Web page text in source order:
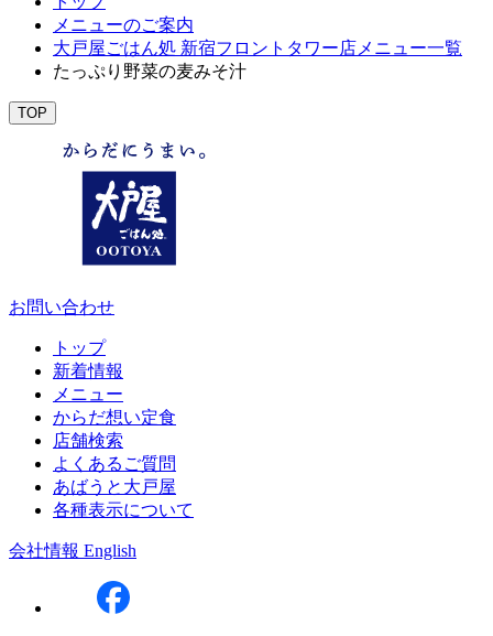
メニューのご案内
大戸屋ごはん処 新宿フロントタワー店メニュー一覧
たっぷり野菜の麦みそ汁
TOP
お問い合わせ
トップ
新着情報
メニュー
からだ想い定食
店舗検索
よくあるご質問
あばうと大戸屋
各種表示について
会社情報 English